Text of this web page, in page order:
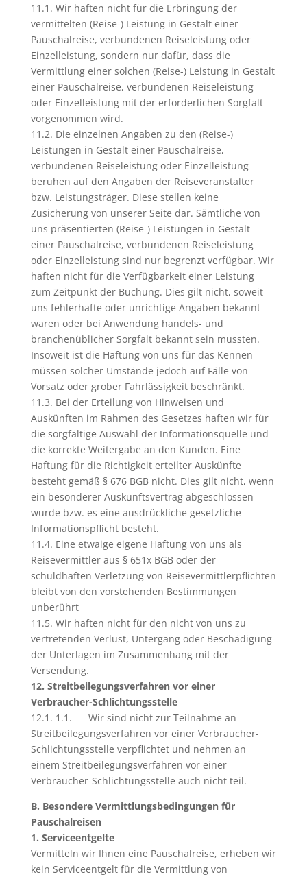
11.1. Wir haften nicht für die Erbringung der
vermittelten (Reise-) Leistung in Gestalt einer
Pauschalreise, verbundenen Reiseleistung oder
Einzelleistung, sondern nur dafür, dass die
Vermittlung einer solchen (Reise-) Leistung in Gestalt
einer Pauschalreise, verbundenen Reiseleistung
oder Einzelleistung mit der erforderlichen Sorgfalt
vorgenommen wird.
11.2. Die einzelnen Angaben zu den (Reise-)
Leistungen in Gestalt einer Pauschalreise,
verbundenen Reiseleistung oder Einzelleistung
beruhen auf den Angaben der Reiseveranstalter
bzw. Leistungsträger. Diese stellen keine
Zusicherung von unserer Seite dar. Sämtliche von
uns präsentierten (Reise-) Leistungen in Gestalt
einer Pauschalreise, verbundenen Reiseleistung
oder Einzelleistung sind nur begrenzt verfügbar. Wir
haften nicht für die Verfügbarkeit einer Leistung
zum Zeitpunkt der Buchung. Dies gilt nicht, soweit
uns fehlerhafte oder unrichtige Angaben bekannt
waren oder bei Anwendung handels- und
branchenüblicher Sorgfalt bekannt sein mussten.
Insoweit ist die Haftung von uns für das Kennen
müssen solcher Umstände jedoch auf Fälle von
Vorsatz oder grober Fahrlässigkeit beschränkt.
11.3. Bei der Erteilung von Hinweisen und
Auskünften im Rahmen des Gesetzes haften wir für
die sorgfältige Auswahl der Informationsquelle und
die korrekte Weitergabe an den Kunden. Eine
Haftung für die Richtigkeit erteilter Auskünfte
besteht gemäß § 676 BGB nicht. Dies gilt nicht, wenn
ein besonderer Auskunftsvertrag abgeschlossen
wurde bzw. es eine ausdrückliche gesetzliche
Informationspflicht besteht.
11.4. Eine etwaige eigene Haftung von uns als
Reisevermittler aus § 651x BGB oder der
schuldhaften Verletzung von Reisevermittlerpflichten
bleibt von den vorstehenden Bestimmungen
unberührt
11.5. Wir haften nicht für den nicht von uns zu
vertretenden Verlust, Untergang oder Beschädigung
der Unterlagen im Zusammenhang mit der
Versendung.
12. Streitbeilegungsverfahren vor einer
Verbraucher-Schlichtungsstelle
12.1. 1.1. Wir sind nicht zur Teilnahme an
Streitbeilegungsverfahren vor einer Verbraucher-
Schlichtungsstelle verpflichtet und nehmen an
einem Streitbeilegungsverfahren vor einer
Verbraucher-Schlichtungsstelle auch nicht teil.
B. Besondere Vermittlungsbedingungen für
Pauschalreisen
1. Serviceentgelte
Vermitteln wir Ihnen eine Pauschalreise, erheben wir
kein Serviceentgelt für die Vermittlung von